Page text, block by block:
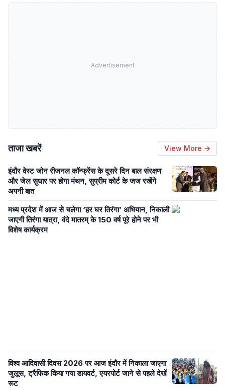
Advertisement
ताजा खबरें View More →
इंदौर वेस्ट जोन रीजनल कॉन्फ्रेंस के दूसरे दिन बाल संरक्षण
और जेल सुधार पर होगा मंथन, सुप्रीम कोर्ट के जज रखेंगे
अपनी बात
मध्य प्रदेश में आज से चलेगा ‘हर घर तिरंगा’ अभियान, निकाली
जाएगी तिरंगा यात्रा, वंदे मातरम् के 150 वर्ष पूरे होने पर भी
विशेष कार्यक्रम
विश्व आदिवासी दिवस 2026 पर आज इंदौर में निकाला जाएगा
जुलूस, ट्रैफिक किया गया डायवर्ट, एयरपोर्ट जाने से पहले देखें
रूट